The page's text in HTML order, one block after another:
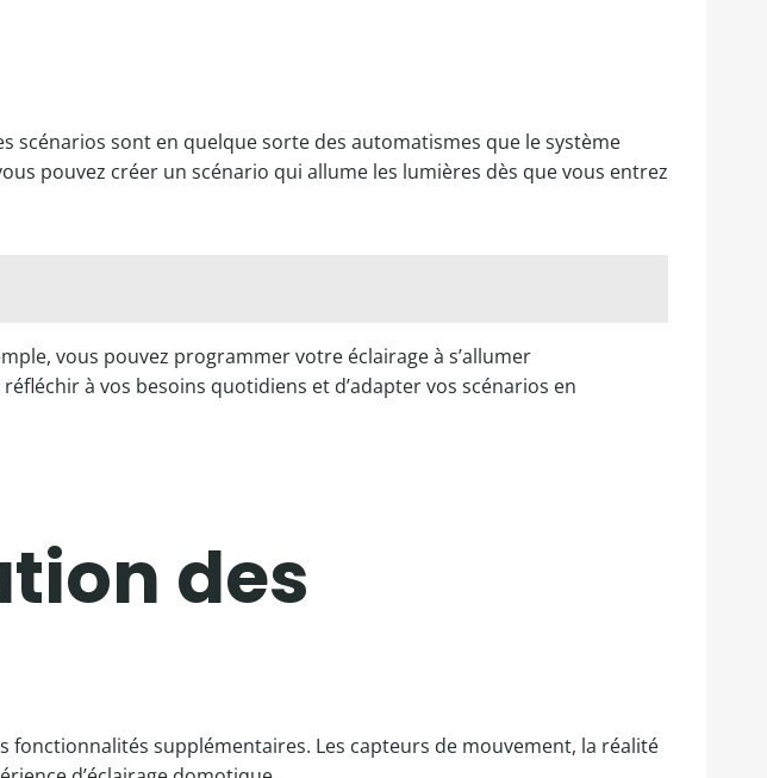
scénarios sont en quelque sorte des automatismes que le système
pouvez créer un scénario qui allume les lumières dès que vous entrez
vous pouvez programmer votre éclairage à s’allumer
à vos besoins quotidiens et d’adapter vos scénarios en
des
supplémentaires. Les capteurs de mouvement, la réalité